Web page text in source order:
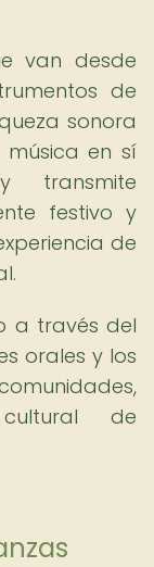
van desde
de
sonora
en sí
transmite
festivo y
de
a través del
orales y los
de